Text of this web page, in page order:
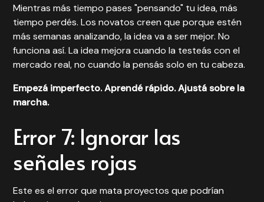
Mientras más tiempo pases "pensando" tu idea, más
tiempo perdés. Los novatos creen que porque estén
más semanas analizando, la idea va a ser mejor. No
funciona así. La idea mejora cuando la testeás con el
mercado real, no cuando la pensás solo en tu cabeza.
Empezá imperfecto. Aprendé rápido. Ajustá sobre la
marcha.
Error 7: Ignorar las
señales rojas
Este es el error que mata proyectos que podrían